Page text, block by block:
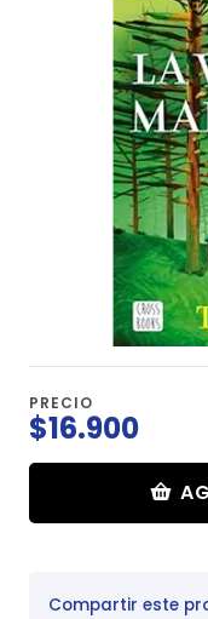
PRECIO
$16.900
Compartir este